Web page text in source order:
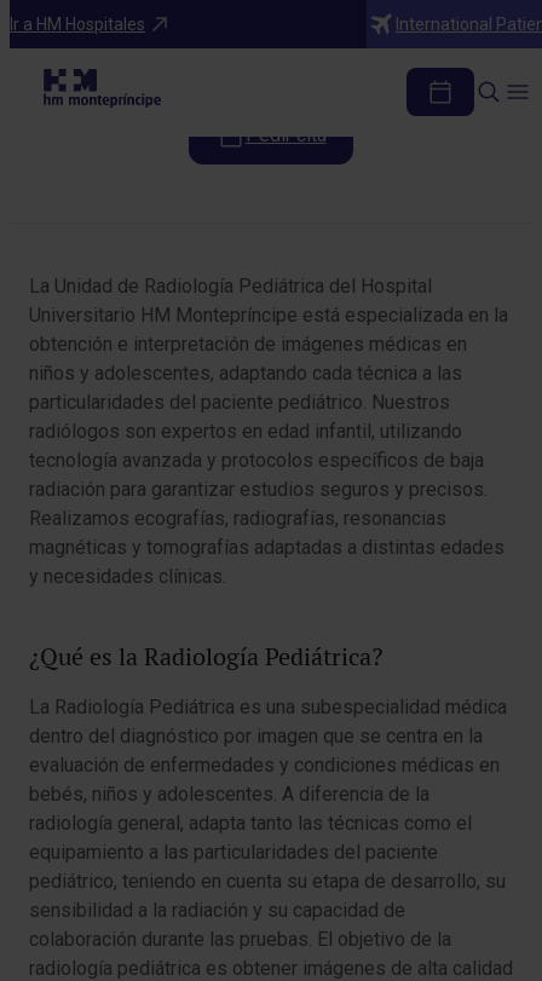
Ir a HM Hospitales International
Especialidades
Radiología Pediátrica
Pedir cita
La Unidad de Radiología Pediátrica del Hospital
Universitario HM Montepríncipe está especializada en la
obtención e interpretación de imágenes médicas en
niños y adolescentes, adaptando cada técnica a las
particularidades del paciente pediátrico. Nuestros
radiólogos son expertos en edad infantil, utilizando
tecnología avanzada y protocolos específicos de baja
radiación para garantizar estudios seguros y precisos.
Realizamos ecografías, radiografías, resonancias
magnéticas y tomografías adaptadas a distintas edades
y necesidades clínicas.
¿Qué es la Radiología Pediátrica?
La Radiología Pediátrica es una subespecialidad médica
dentro del diagnóstico por imagen que se centra en la
evaluación de enfermedades y condiciones médicas en
bebés, niños y adolescentes. A diferencia de la
radiología general, adapta tanto las técnicas como el
equipamiento a las particularidades del paciente
pediátrico, teniendo en cuenta su etapa de desarrollo, su
sensibilidad a la radiación y su capacidad de
colaboración durante las pruebas. El objetivo de la
radiología pediátrica es obtener imágenes de alta calidad